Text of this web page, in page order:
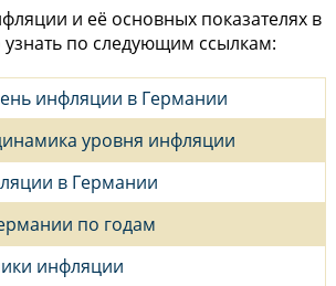
и её основных показателях в
по следующим ссылкам:
инфляции в Германии
уровня инфляции
в Германии
по годам
инфляции